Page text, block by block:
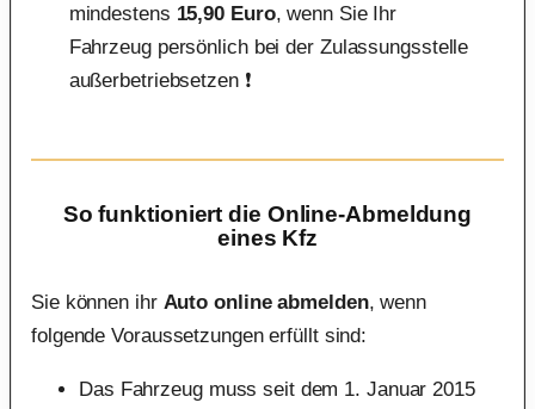
mindestens 15,90 Euro, wenn Sie Ihr
Fahrzeug persönlich bei der Zulassungsstelle
außerbetriebsetzen ❗
So funktioniert die Online-Abmeldung
eines Kfz
Sie können ihr Auto online abmelden, wenn
folgende Voraussetzungen erfüllt sind:
Das Fahrzeug muss seit dem 1. Januar 2015